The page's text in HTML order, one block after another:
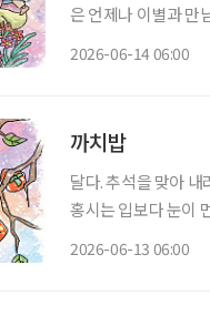
은 언제나 이별과 만
2026-06-14 06:00
까치밥
달다. 추석을 맞아
홍시는 입보다 눈이
2026-06-13 06:00